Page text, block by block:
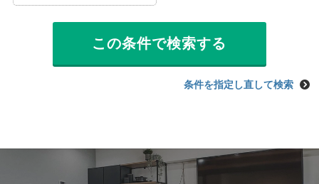
条件を指定し直して検索